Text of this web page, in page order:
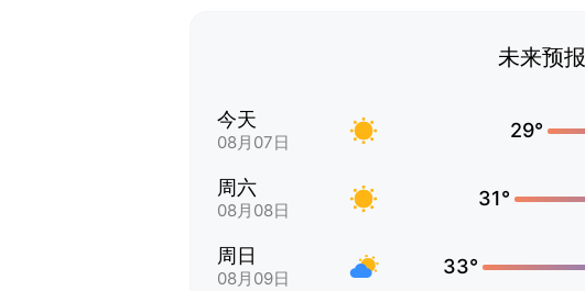
未来预报
今天
08月07日
29°
周六
08月08日
31°
周日
08月09日
33°